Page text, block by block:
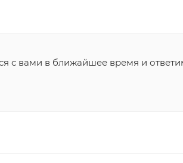
с вами в ближайшее время и